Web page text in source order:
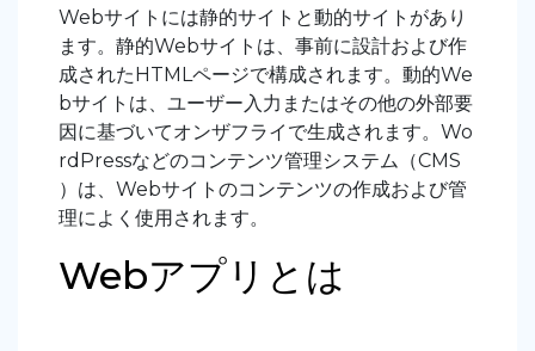
Webサイトには静的サイトと動的サイトがあり
ます。静的Webサイトは、事前に設計および作
成されたHTMLページで構成されます。動的We
bサイトは、ユーザー入力またはその他の外部要
因に基づいてオンザフライで生成されます。Wo
rdPressなどのコンテンツ管理システム（CMS
）は、Webサイトのコンテンツの作成および管
理によく使用されます。
Webアプリとは